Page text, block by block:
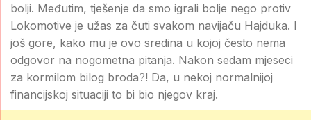
bolji. Međutim, tješenje da smo igrali bolje nego protiv
Lokomotive je užas za čuti svakom navijaču Hajduka. I
još gore, kako mu je ovo sredina u kojoj često nema
odgovor na nogometna pitanja. Nakon sedam mjeseci
za kormilom bilog broda?! Da, u nekoj normalnijoj
financijskoj situaciji to bi bio njegov kraj.